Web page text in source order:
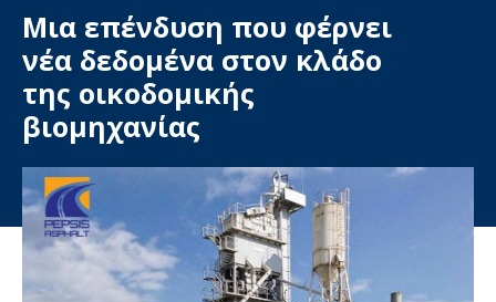
Μια επένδυση που φέρνει
νέα δεδομένα στον κλάδο
της οικοδομικής
βιομηχανίας